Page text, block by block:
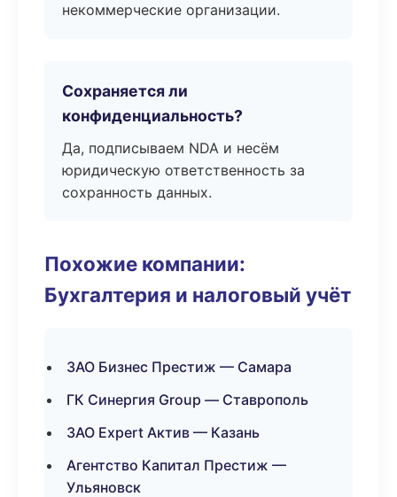
некоммерческие организации.
Сохраняется ли
конфиденциальность?
Да, подписываем NDA и несём
юридическую ответственность за
сохранность данных.
Похожие компании:
Бухгалтерия и налоговый учёт
ЗАО Бизнес Престиж — Самара
ГК Синергия Group — Ставрополь
ЗАО Expert Актив — Казань
Агентство Капитал Престиж —
Ульяновск